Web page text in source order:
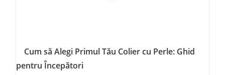
Cum să Alegi Primul Tău Colier cu Perle: Ghid
pentru Începători